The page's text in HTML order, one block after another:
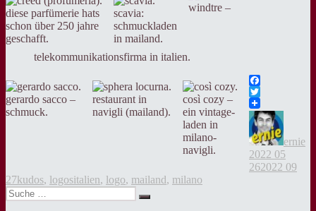
diese parfümerie hats
schon über 250 jahre
geschafft.
scavia:
schmuckladen
in mailand.
windtre –
telekommunikationsfirma in italien.
gerardo sacco –
schmuck.
restaurant in
navigli (mailand).
così cozy –
ein vintage-
laden in
milano-
navigli.
Facebook
Twitter
ernie
2022 05
262022 09
27Kategorien
kudos, logosTags
italien, logo, mailand, milano
Suche
nach:
Suche